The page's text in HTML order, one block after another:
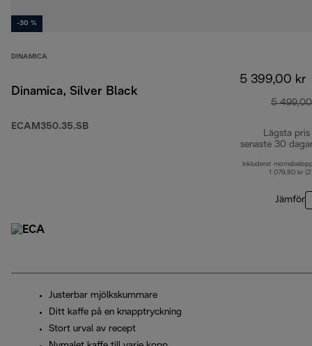
-30 %
DINAMICA
Dinamica, Silver Black
ECAM350.35.SB
5 399,00 kr
5
Lägsta pris
senaste 30
Inkluderat
1 079,80 kr
Jämför
Justerbar mjölkskummare
Ditt kaffe på en knapptryckning
Stort urval av recept